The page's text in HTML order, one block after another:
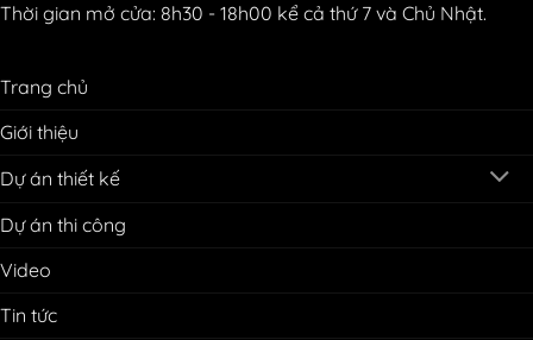
Thời gian mở cửa: 8h30 - 18h00 kể cả thứ 7 và Chủ Nhật.
Trang chủ
Giới thiệu
Dự án thiết kế
Dự án thi công
Video
Tin tức